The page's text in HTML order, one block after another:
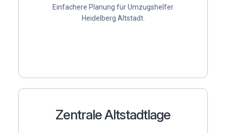
Einfachere Planung fürUmzugshelfer
Heidelberg Altstadt.
Zentrale Altstadtlage